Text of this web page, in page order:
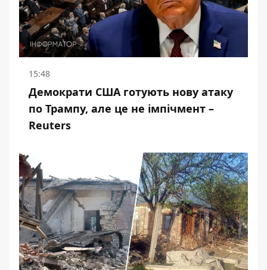
15:48
Демократи США готують нову атаку
по Трампу, але це не імпічмент –
Reuters